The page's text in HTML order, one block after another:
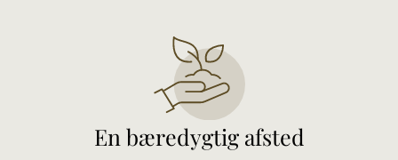
En bæredygtig afsted